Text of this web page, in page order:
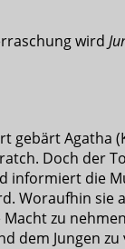
wird
gebärt Agatha
Doch der
informiert die
Woraufhin sie
zu
dem Jungen